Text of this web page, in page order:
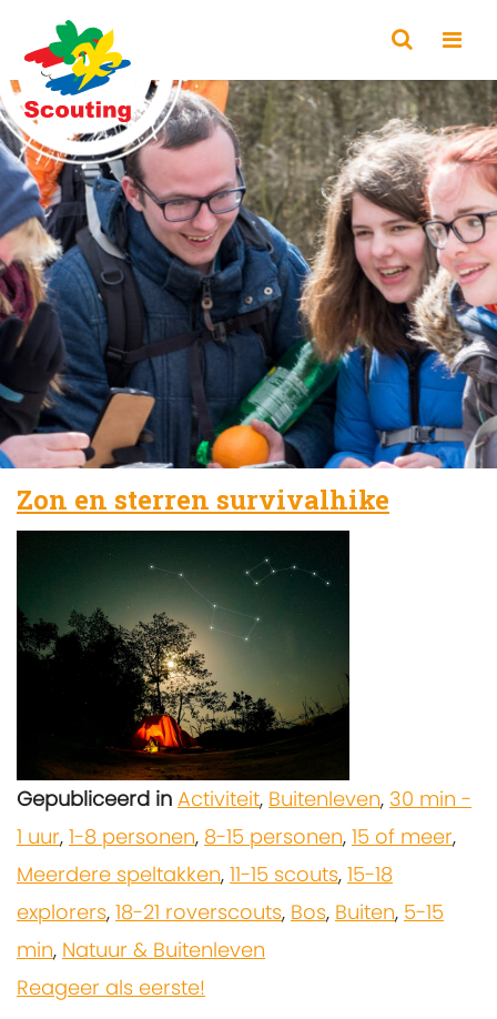
Zon en sterren survivalhike
Gepubliceerd in Activiteit, Buitenleven, 30 min -
1 uur, 1-8 personen, 8-15 personen, 15 of meer,
Meerdere speltakken, 11-15 scouts, 15-18
explorers, 18-21 roverscouts, Bos, Buiten, 5-15
min, Natuur & Buitenleven
Reageer als eerste!